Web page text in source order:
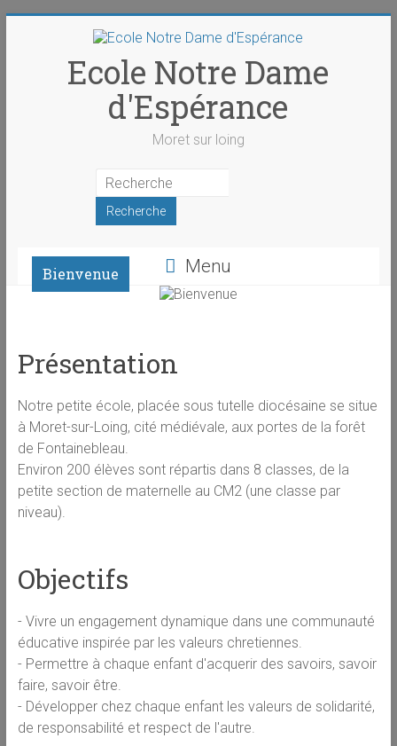
Ecole Notre Dame
d'Espérance
Moret sur loing
Menu
Bienvenue
Présentation
Notre petite école, placée sous tutelle diocésaine se situe
à Moret-sur-Loing, cité médiévale, aux portes de la forêt
de Fontainebleau.
Environ 200 élèves sont répartis dans 8 classes, de la
petite section de maternelle au CM2 (une classe par
niveau).
Objectifs
- Vivre un engagement dynamique dans une communauté
éducative inspirée par les valeurs chretiennes.
- Permettre à chaque enfant d'acquerir des savoirs, savoir
faire, savoir être.
- Développer chez chaque enfant les valeurs de solidarité,
de responsabilité et respect de l'autre.